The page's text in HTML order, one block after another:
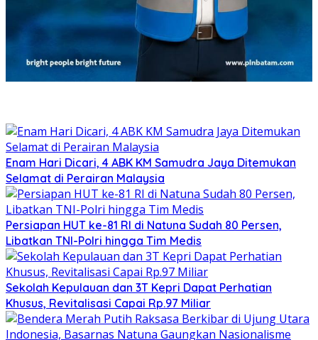
Enam Hari Dicari, 4 ABK KM Samudra Jaya Ditemukan
Selamat di Perairan Malaysia
Persiapan HUT ke-81 RI di Natuna Sudah 80 Persen,
Libatkan TNI-Polri hingga Tim Medis
Sekolah Kepulauan dan 3T Kepri Dapat Perhatian
Khusus, Revitalisasi Capai Rp.97 Miliar